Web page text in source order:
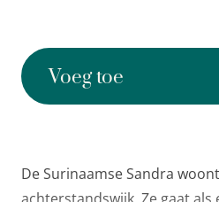
Voeg toe
De Surinaamse Sandra